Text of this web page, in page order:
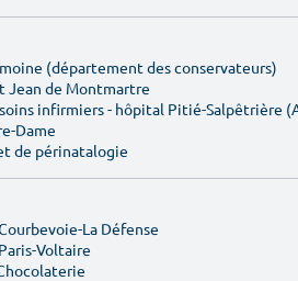
(département des conservateurs)
Jean de Montmartre
infirmiers - hôpital Pitié-Salpêtrière
Dame
de périnatalogie
La Défense
Voltaire